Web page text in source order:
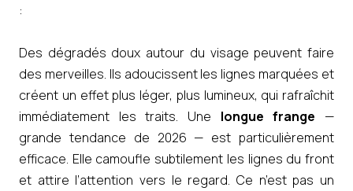
:
Des dégradés doux autour du visage peuvent faire
des merveilles. Ils adoucissent les lignes marquées et
créent un effet plus léger, plus lumineux, qui rafraîchit
immédiatement les traits. Une longue frange —
grande tendance de 2026 — est particulièrement
efficace. Elle camoufle subtilement les lignes du front
et attire l’attention vers le regard. Ce n’est pas un